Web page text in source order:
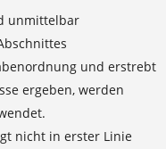
unmittelbar
und erstrebt
ergeben, werden
nicht in erster Linie